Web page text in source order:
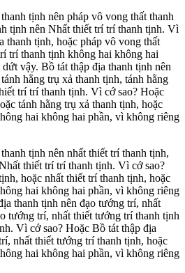
tịnh nên pháp vô vong thất thanh
tịnh nên Nhất thiết trí trí thanh tịnh. Vì
thanh tịnh, hoặc pháp vô vong thất
trí thanh tịnh không hai không hai
vậy. Bồ tát thập địa thanh tịnh nên
hằng trụ xả thanh tịnh, tánh hằng
trí trí thanh tịnh. Vì cớ sao? Hoặc
tánh hằng trụ xả thanh tịnh, hoặc
hai không hai phần, vì không riêng
tịnh nên nhất thiết trí thanh tịnh,
thiết trí trí thanh tịnh. Vì cớ sao?
hoặc nhất thiết trí thanh tịnh, hoặc
hai không hai phần, vì không riêng
thanh tịnh nên đạo tướng trí, nhất
tướng trí, nhất thiết tướng trí thanh tịnh
Vì cớ sao? Hoặc Bồ tát thập địa
nhất thiết tướng trí thanh tịnh, hoặc
hai không hai phần, vì không riêng